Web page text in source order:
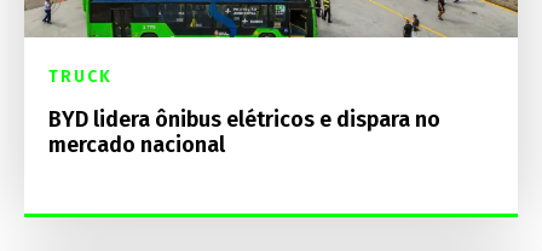
TRUCK
BYD lidera ônibus elétricos e dispara no
mercado nacional